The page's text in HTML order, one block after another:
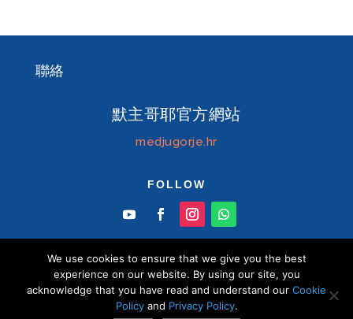
聯絡
默主哥耶官方網站
medjugorje.hr
FOLLOW
© Information centre "Mir" Medjugorje 2026 默
主哥耶中文官方網站 版權所有
We use cookies to ensure that we give you the best
experience on our website. By using our site, you
acknowledge that you have read and understand our Cookie
Policyand Privacy Policy.